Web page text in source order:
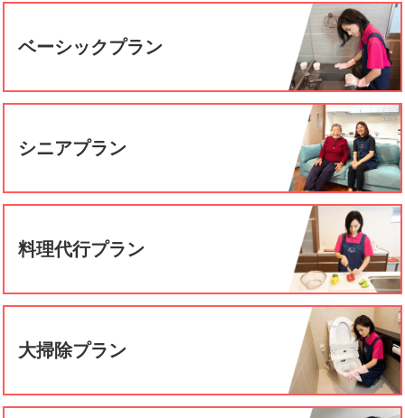
ベーシックプラン
シニアプラン
料理代行プラン
大掃除プラン